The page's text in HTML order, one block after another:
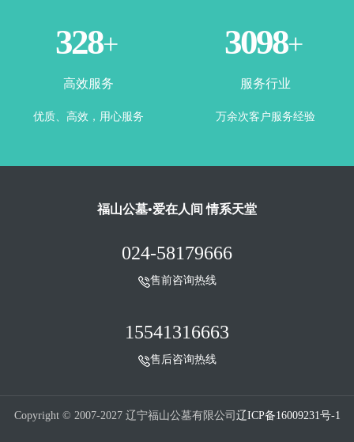
365+
高效服务
优质、高效，用心服务
3500+
服务行业
万余次客户服务经验
福山公墓•爱在人间 情系天堂
024-58179666
售前咨询热线
15541316663
售后咨询热线
Copyright © 2007-2027 辽宁福山公墓有限公司 辽ICP备16009231号-1